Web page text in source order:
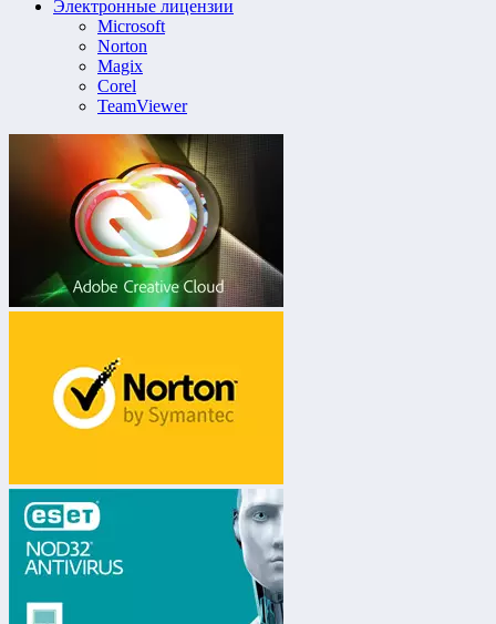
Электронные лицензии
Microsoft
Norton
Magix
Corel
TeamViewer